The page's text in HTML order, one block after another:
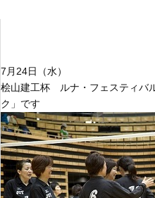
7月24日（水）
桧山建工杯 ルナ・フェスティバ
ク」です